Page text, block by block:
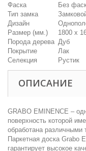
Фаска
Без
Тип замка
Дизайн
Размер (мм.)
1800 x
Порода дерева Дуб
Покрытие
Лак
Селекция
Рустик
ОПИСАНИЕ
GRABO EMINENCE –
поверхность которой
обработана различными
Паркетная доска Grabo
гарантирует высокое